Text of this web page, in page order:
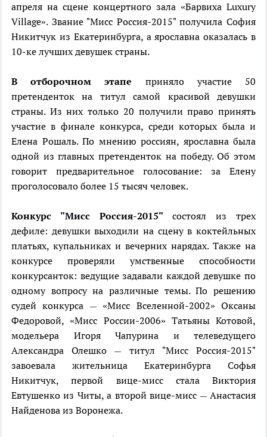
апреля на сцене концертного зала «Барвиха Luxury
Village». Звание "Мисс Россия-2015" получила София
Никитчук из Екатеринбурга, а ярославна оказалась в
10-ке лучших девушек страны.
В отборочном этапе приняло участие 50
претенденток на титул самой красивой девушки
страны. Из них только 20 получили право принять
участие в финале конкурса, среди которых была и
Елена Рошаль. По мнению россиян, ярославна была
одной из главных претенденток на победу. Об этом
говорит предварительное голосование: за Елену
проголосовало более 15 тысяч человек.
Конкурс "Мисс Россия-2015" состоял из трех
дефиле: девушки выходили на сцену в коктейльных
платьях, купальниках и вечерних нарядах. Также на
конкурсе проверяли умственные способности
конкурсанток: ведущие задавали каждой девушке по
одному вопросу на различные темы. По решению
судей конкурса
—«Мисс Вселенной-2002» Оксаны
Федоровой, «Мисс России-2006» Татьяны Котовой,
модельера Игоря Чапурина и телеведущего
Александра Олешко—
титул "Мисс Россия-2015"
завоевала жительница Екатеринбурга Софья
Никитчук, первой вице-мисс стала Виктория
Евтушенко из Читы, а второй вице-мисс —Анастасия
Найденова из Воронежа.